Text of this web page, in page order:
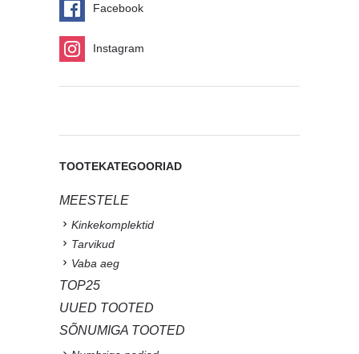
Facebook
Instagram
TOOTEKATEGOORIAD
MEESTELE
Kinkekomplektid
Tarvikud
Vaba aeg
TOP25
UUED TOOTED
SÕNUMIGA TOOTED